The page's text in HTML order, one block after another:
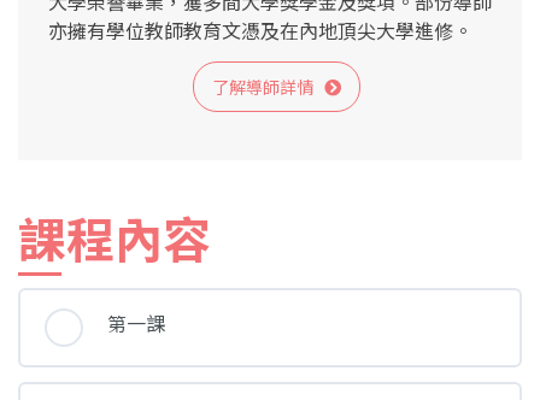
亦擁有學位教師教育文憑及在內地頂尖大學進修。
了解導師詳情
課程內容
第一課